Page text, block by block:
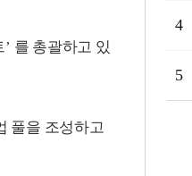
를 총괄하고 있
풀을 조성하고
4
5